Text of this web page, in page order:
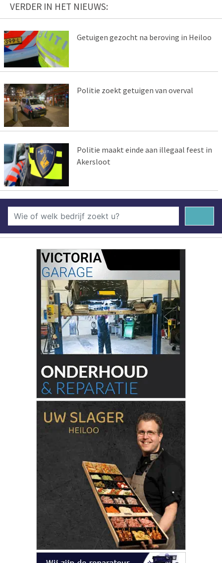
VERDER IN HET NIEUWS:
Getuigen gezocht na beroving in Heiloo
Politie zoekt getuigen van overval
Politie maakt einde aan illegaal feest in
Akersloot